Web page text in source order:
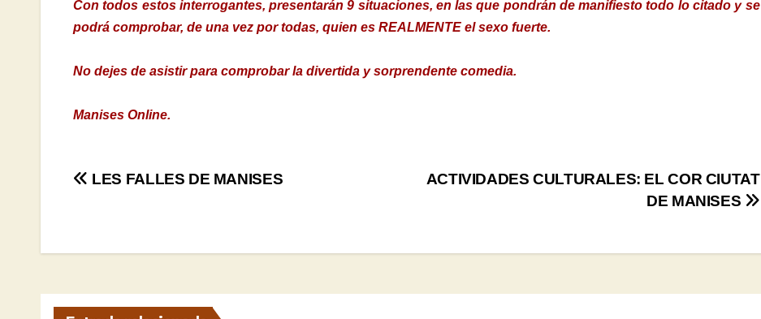
Con todos estos interrogantes, presentarán 9 situaciones, en las que pondrán de manifiesto todo lo citado y se
podrá comprobar, de una vez por todas, quien es REALMENTE el sexo fuerte.
No dejes de asistir para comprobar la divertida y sorprendente comedia.
Manises Online.
Navegación
entradas
ACTIVIDADES CULTURALES: EL COR CIUTAT
DE MANISES
LES FALLES DE MANISES